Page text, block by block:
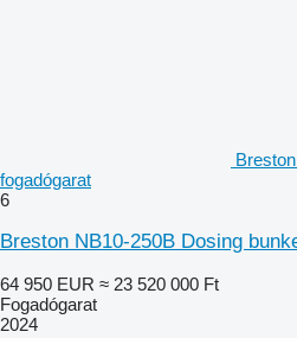
fogadógarat
6
Breston NB10-250B Dosing
64 950 EUR ≈ 23 520 000 Ft
Fogadógarat
2024